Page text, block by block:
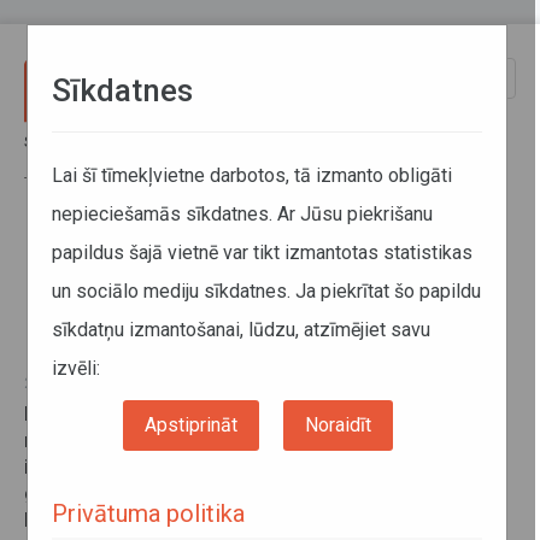
Sākums
Tukuma novadā
Uzlabojot maršrutu tīklu, no
1.aprīļa tiks veiktas izmaiņas
maršrutos Tukuma novadā
29. marts 2016
Lai pielāgotu maršrutus skolēnu vajadzībām un
nodrošinātu iedzīvotājiem ērtākas pārvietošanās
iespējas, no 2016.gada 1.aprīļa stāsies spēkā
grozījumi maršrutā Nr.5298 Džūkste–Dzintarzeme,
Nr.6076 Tukums–Džūkste, Nr.6051 Tukums–Slampe,
Sīkdatnes
Lai šī tīmekļvietne darbotos, tā izmanto obligāti
nepieciešamās sīkdatnes. Ar Jūsu piekrišanu
papildus šajā vietnē var tikt izmantotas statistikas
un sociālo mediju sīkdatnes. Ja piekrītat šo papildu
sīkdatņu izmantošanai, lūdzu, atzīmējiet savu
izvēli:
Apstiprināt Noraidīt
Privātuma politika